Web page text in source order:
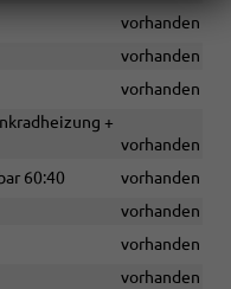
vorhanden
vorhanden
vorhanden
+
vorhanden
60:40
vorhanden
vorhanden
vorhanden
vorhanden